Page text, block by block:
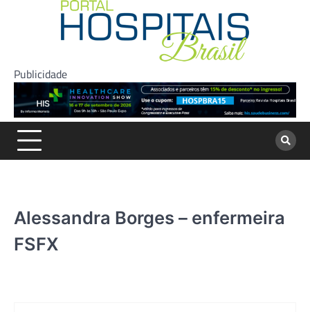
Publicidade
Alessandra Borges – enfermeira
FSFX